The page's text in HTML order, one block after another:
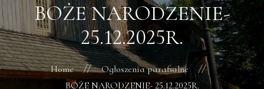
BOŻE NARODZENIE-
25.12.2025R.
Home
Ogłoszenia parafialne
BOŻE NARODZENIE- 25.12.2025R.